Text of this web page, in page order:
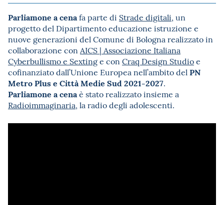
Parliamone a cenafa parte di Strade digitali, un
progetto del Dipartimento educazione istruzione e
nuove generazioni del Comune di Bologna realizzato in
collaborazione con AICS | Associazione Italiana
Cyberbullismo e Sextinge con Craq Design Studioe
cofinanziato dall’Unione Europea nell’ambito del PN
Metro Plus e Città Medie Sud 2021-2027.
Parliamone a cenaè stato realizzato insieme a
Radioimmaginaria, la radio degli adolescenti.